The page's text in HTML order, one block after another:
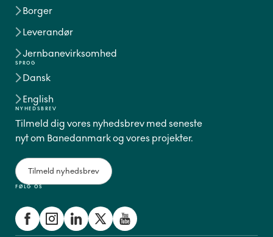
Borger
Leverandør
Jernbanevirksomhed
SPROG
Dansk
English
FØLG OS
NYHEDSBREV
Tilmeld dig vores nyhedsbrev med seneste
nyt om Banedanmark og vores projekter.
Tilmeld nyhedsbrev